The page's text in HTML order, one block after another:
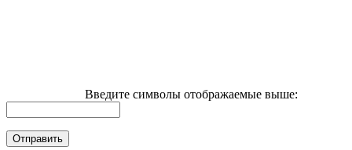
Введите символы отображаемые выше: